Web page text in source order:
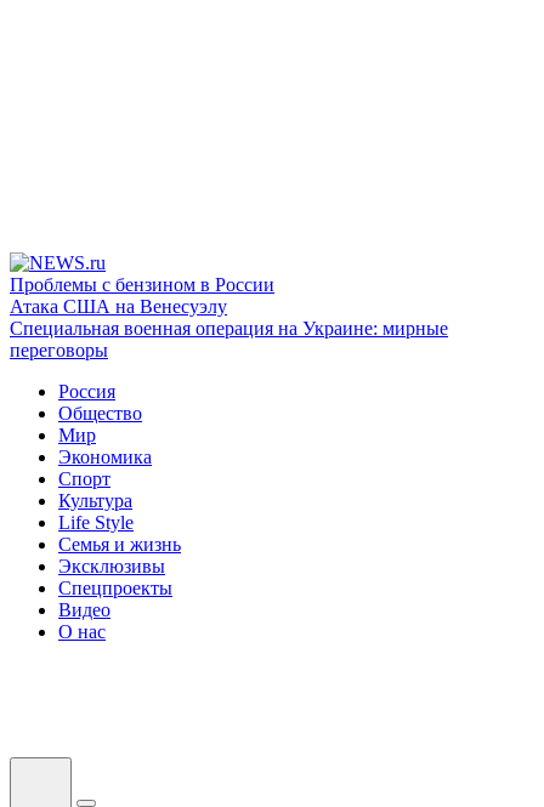
Проблемы с бензином в России
Атака США на Венесуэлу
Специальная военная операция на Украине: мирные
переговоры
Россия
Общество
Мир
Экономика
Спорт
Культура
Life Style
Семья и жизнь
Эксклюзивы
Спецпроекты
Видео
О нас